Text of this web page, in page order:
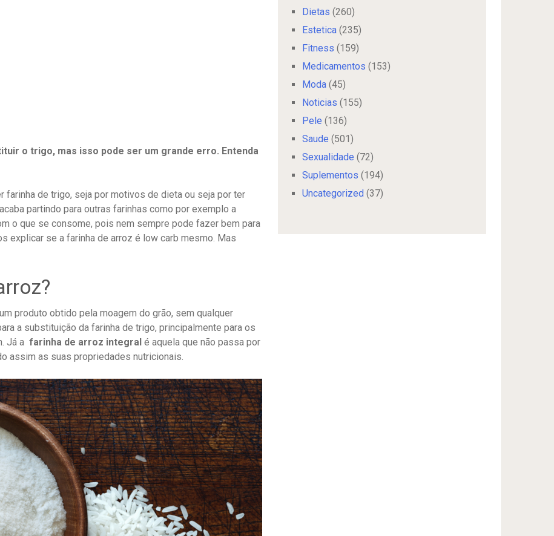
o trigo, mas isso pode ser um grande erro. Entenda
farinha de trigo, seja por motivos de dieta ou seja por ter
partindo para outras farinhas como por exemplo a
o que se consome, pois nem sempre pode fazer bem para
explicar se a farinha de arroz é low carb mesmo. Mas
produto obtido pela moagem do grão, sem qualquer
a substituição da farinha de trigo, principalmente para os
Já a farinha de arroz integral é aquela que não passa por
assim as suas propriedades nutricionais.
Dietas (260)
Estetica (235)
Fitness (159)
Medicamentos (153)
Moda (45)
Noticias (155)
Pele (136)
Saude (501)
Sexualidade (72)
Suplementos (194)
Uncategorized (37)